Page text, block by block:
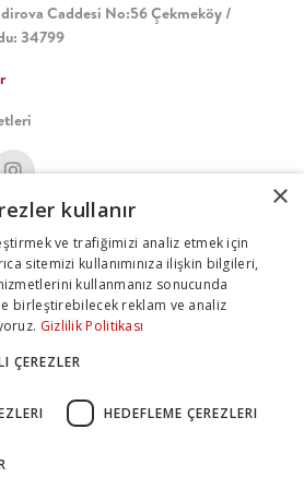
Caddesi No:56 Çekmeköy /
34799
×
kullanır
ve trafiğimizi analiz etmek için
sitemizi kullanımınıza ilişkin bilgileri,
kullanmanız sonucunda
birleştirebilecek reklam ve analiz
Gizlilik Politikası
ÇEREZLER
HEDEFLEME ÇEREZLERI